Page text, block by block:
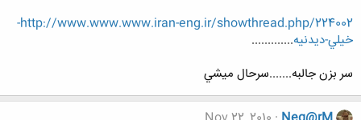
http://www.www.www.iran-eng.ir/showthread.php/224002-
خيلي-ديدنيه.............
سر بزن جالبه.......سرحال ميشي